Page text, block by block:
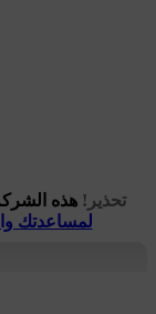
تحذير! هذه
لمساعدتك